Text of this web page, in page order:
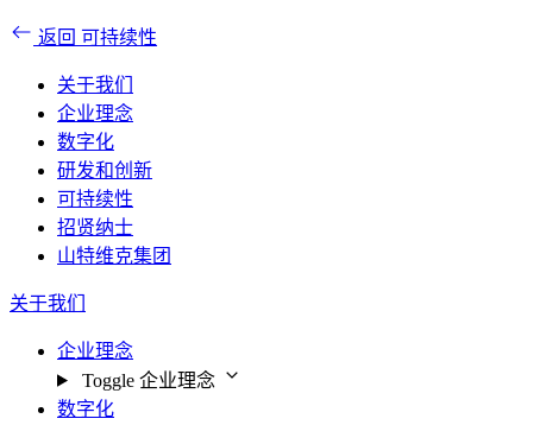
返回 可持续性
关于我们
企业理念
数字化
研发和创新
可持续性
招贤纳士
山特维克集团
关于我们
企业理念
Toggle 企业理念
数字化